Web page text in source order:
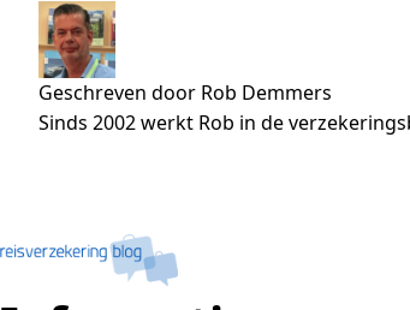
Geschreven door Rob Demmers
Sinds 2002 werkt Rob in de